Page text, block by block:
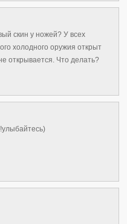
скин у ножей? У всех
холодного оружия открыт
открывается. Что делать?